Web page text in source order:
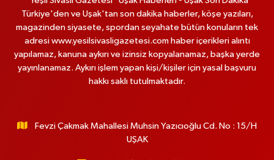
Türkiye'den ve Uşak'tan son dakika haberler, köşe yazıları,
magazinden siyasete, spordan seyahate bütün konuların tek
adresi www.yesilsivasligazetesi.com haber içerikleri alıntı
yapılamaz, kanuna aykırı ve izinsiz kopyalanamaz, başka yerde
yayınlanamaz. Aykırı işlem yapan kişi/kişiler için yasal başvuru
hakkı saklı tutulmaktadır.
Fevzi Çakmak Mahallesi Muhsin Yazıcıoğlu Cd. No : 15/H
UŞAK